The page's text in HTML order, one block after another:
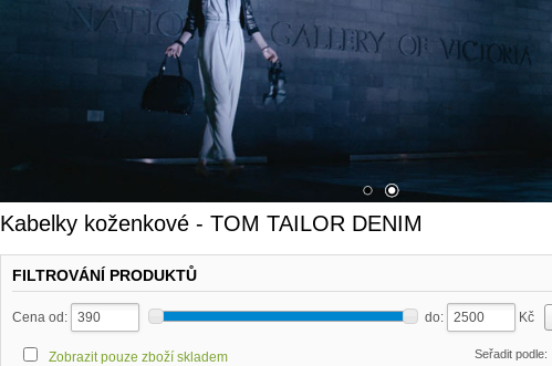
Kabelky koženkové - TOM TAILOR DENIM
FILTROVÁNÍ PRODUKTŮ
Cena od: do: Kč
Zobrazit pouze zboží skladem Seřadit podle: